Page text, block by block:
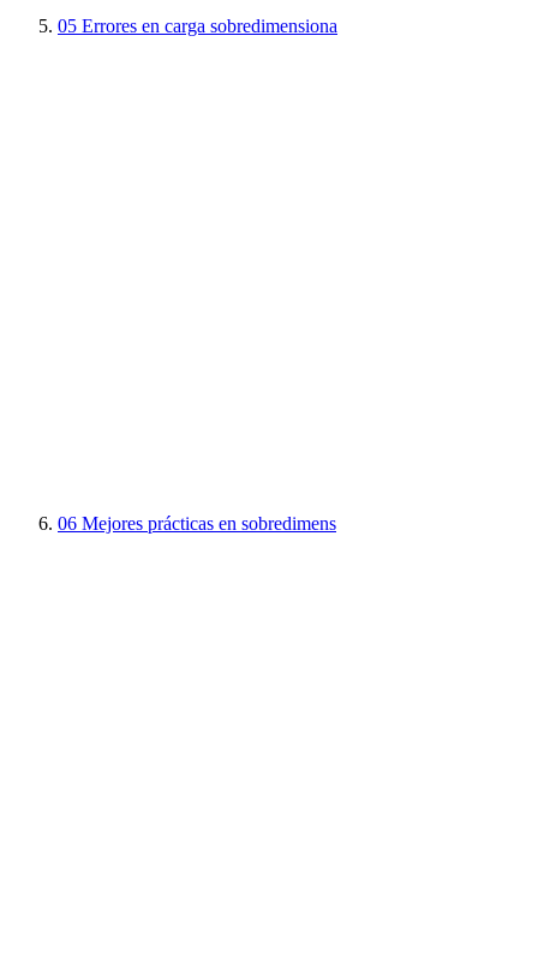
05 Errores en carga sobredimensiona
06 Mejores prácticas en sobredimens